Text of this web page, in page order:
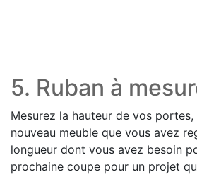
5. Ruban à
Mesurez la hauteur de vos
nouveau meuble que vous avez
longueur dont vous avez besoin
prochaine coupe pour un projet